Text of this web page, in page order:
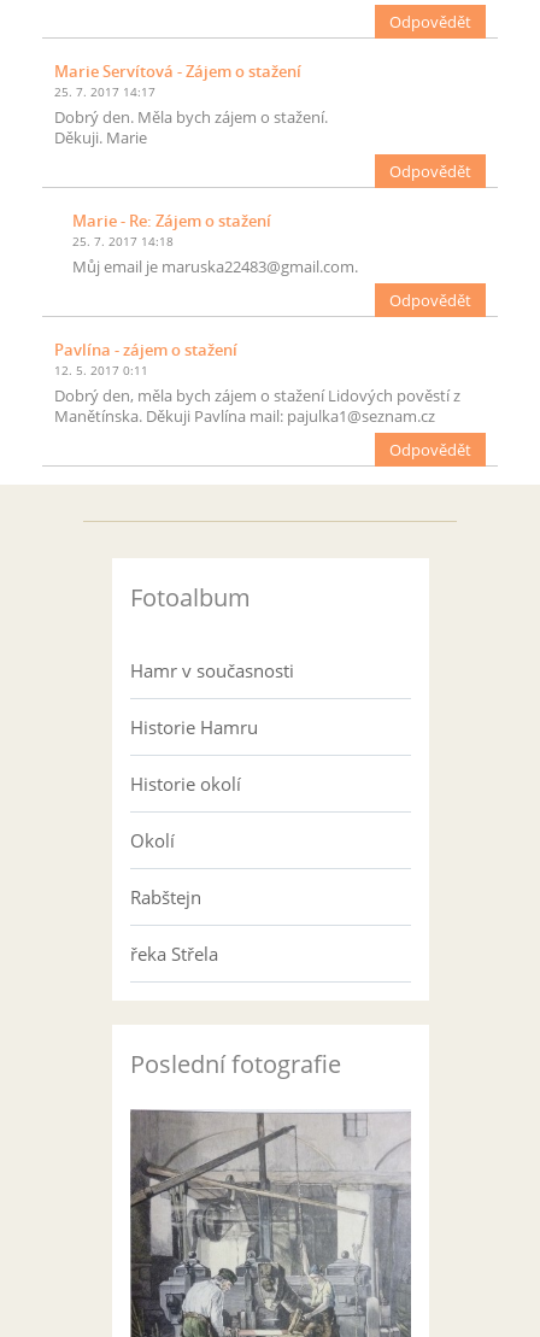
Odpovědět
Marie Servítová - Zájem o stažení
25. 7. 2017 14:17
Dobrý den. Měla bych zájem o stažení.
Děkuji. Marie
Odpovědět
Marie- Re: Zájem o stažení
25. 7. 2017 14:18
Můj email je maruska22483@gmail.com.
Odpovědět
Pavlína - zájem o stažení
12. 5. 2017 0:11
Dobrý den, měla bych zájem o stažení Lidových pověstí z
Manětínska. Děkuji Pavlína mail: pajulka1@seznam.cz
Odpovědět
Fotoalbum
Hamr v současnosti
Historie Hamru
Historie okolí
Okolí
Rabštejn
řeka Střela
Poslední fotografie